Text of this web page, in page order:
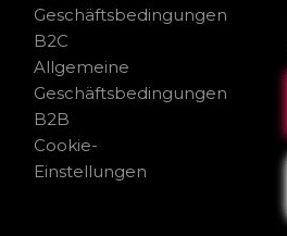
Geschäftsbedingungen
B2C
Allgemeine
Geschäftsbedingungen
B2B
Cookie-
Einstellungen